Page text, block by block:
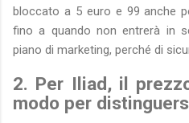
bloccato a 5 euro e 99 anche
fino a quando non entrerà in
piano di marketing, perché di
2. Per Iliad, il
modo per